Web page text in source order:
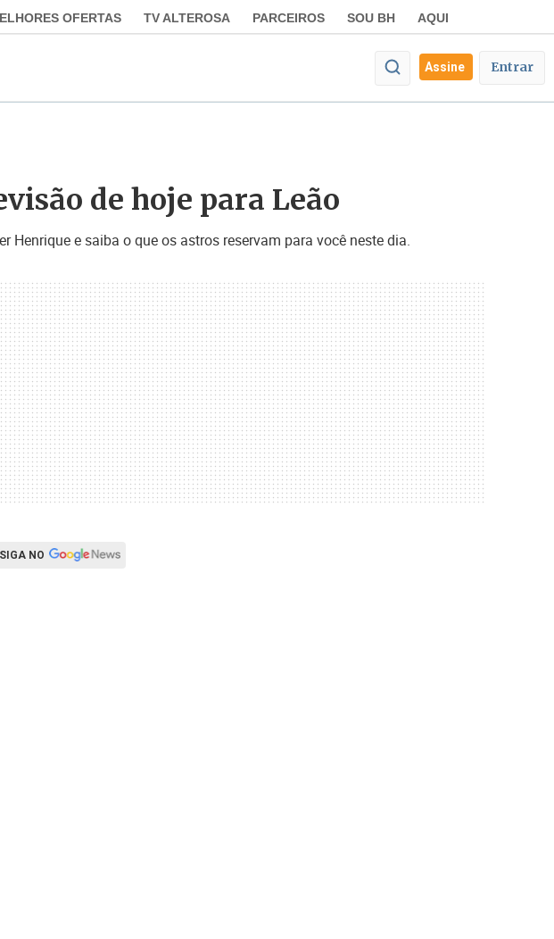
OFERTAS TV ALTEROSA PARCEIROS SOU BH AQUI
Assine Entrar
de hoje para Leão
e saiba o que os astros reservam para você neste dia.
SIGA NO